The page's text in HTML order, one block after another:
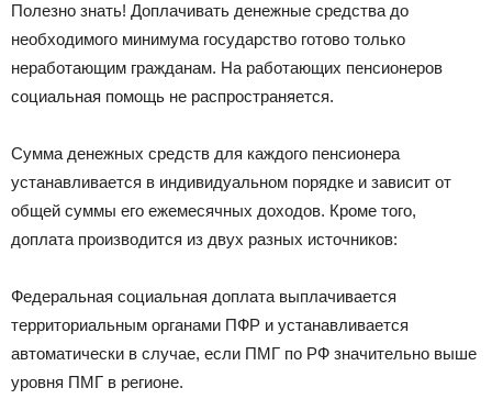
Полезно знать! Доплачивать денежные средства до
необходимого минимума государство готово только
неработающим гражданам. На работающих пенсионеров
социальная помощь не распространяется.
Сумма денежных средств для каждого пенсионера
устанавливается в индивидуальном порядке и зависит от
общей суммы его ежемесячных доходов. Кроме того,
доплата производится из двух разных источников:
Федеральная социальная доплата выплачивается
территориальным органами ПФР и устанавливается
автоматически в случае, если ПМГ по РФ значительно выше
уровня ПМГ в регионе.